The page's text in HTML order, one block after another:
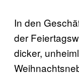
In den
der
dicker,